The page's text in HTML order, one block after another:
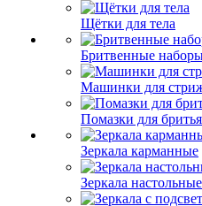
Щётки для тела
Бритвенные
Машинки для
Помазки для бритья
Зеркала карманные
Зеркала настольные